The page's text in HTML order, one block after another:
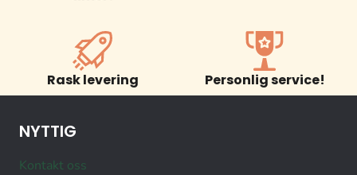
Rask levering Personlig service!
NYTTIG
Kontakt oss